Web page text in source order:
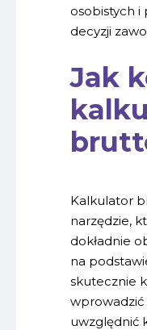
osobistych
decyzji
Jak
Kalkulator
narzędzie,
dokładnie
na
skutecznie
uwzględnić